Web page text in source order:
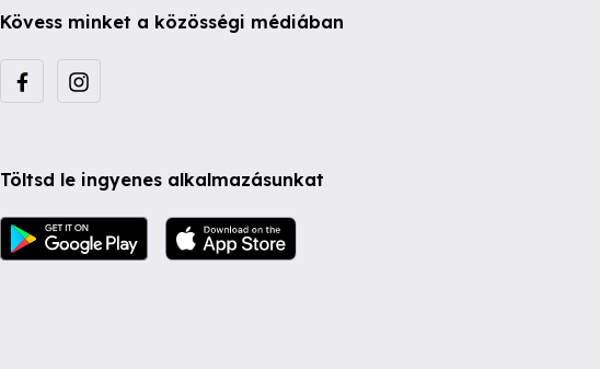
Kövess minket a közösségi médiában
Töltsd le ingyenes alkalmazásunkat